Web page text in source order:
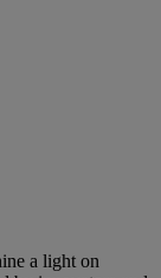
a light on